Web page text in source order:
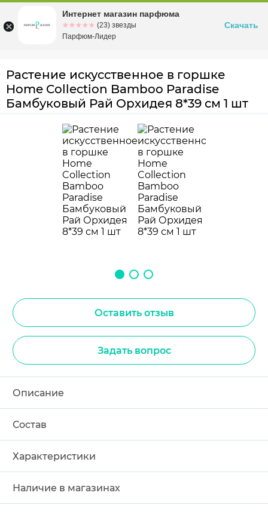
Омскул. Заозерная, 11, к. 1
Растение искусственное в горшке
Home Collection Bamboo Paradise
Бамбуковый Рай Орхидея 8*39 см 1 шт
Оставить отзыв
Задать вопрос
Описание
Состав
Характеристики
Наличие в магазинах
Интернет магазин парфюма
☆☆☆☆☆
★★★★★ (23) звезды
Парфюм-Лидер
Скачать